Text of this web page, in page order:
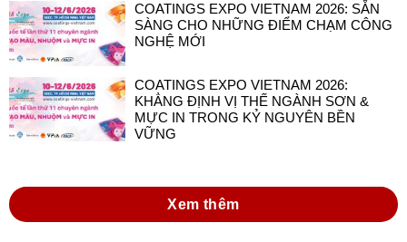
COATINGS EXPO VIETNAM 2026: SẴN
SÀNG CHO NHỮNG ĐIỂM CHẠM CÔNG
NGHỆ MỚI
COATINGS EXPO VIETNAM 2026:
KHẲNG ĐỊNH VỊ THẾ NGÀNH SƠN &
MỰC IN TRONG KỶ NGUYÊN BỀN
VỮNG
Xem thêm